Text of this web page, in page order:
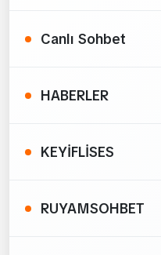
Canlı Sohbet
HABERLER
KEYİFLİSES
RUYAMSOHBET